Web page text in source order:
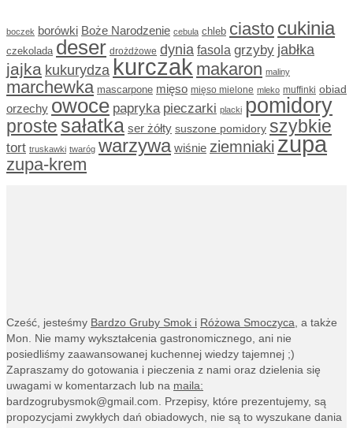
boczek borówki Boże Narodzenie cebula chleb ciasto cukinia
czekolada deser drożdżowe dynia fasola grzyby jabłka
jajka kukurydza kurczak makaron maliny
marchewka mascarpone mięso mięso mielone mleko muffinki obiad
orzechy owoce papryka pieczarki placki pomidory
proste sałatka ser żółty suszone pomidory szybkie
tort truskawki twaróg warzywa wiśnie ziemniaki zupa
zupa-krem
Cześć, jesteśmy Bardzo Gruby Smok i Różowa Smoczyca, a także
Mon. Nie mamy wykształcenia gastronomicznego, ani nie
posiedliśmy zaawansowanej kuchennej wiedzy tajemnej ;)
Zapraszamy do gotowania i pieczenia z nami oraz dzielenia się
uwagami w komentarzach lub na maila:
bardzogrubysmok@gmail.com . Przepisy, które prezentujemy, są
propozycjami zwykłych dań obiadowych, nie są to wyszukane dania